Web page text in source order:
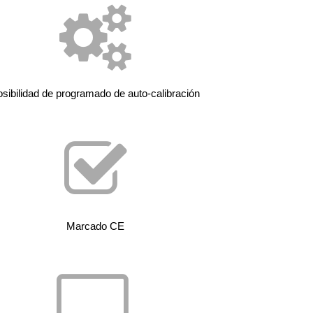
de programado de auto-calibración
Marcado CE